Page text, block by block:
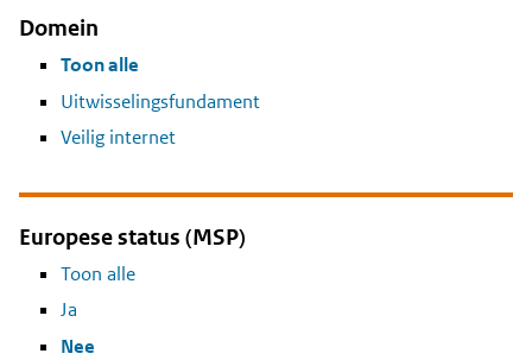
Domein
Toon alle
Uitwisselingsfundament
Veilig internet
Europese status (MSP)
Toon alle
Ja
Nee